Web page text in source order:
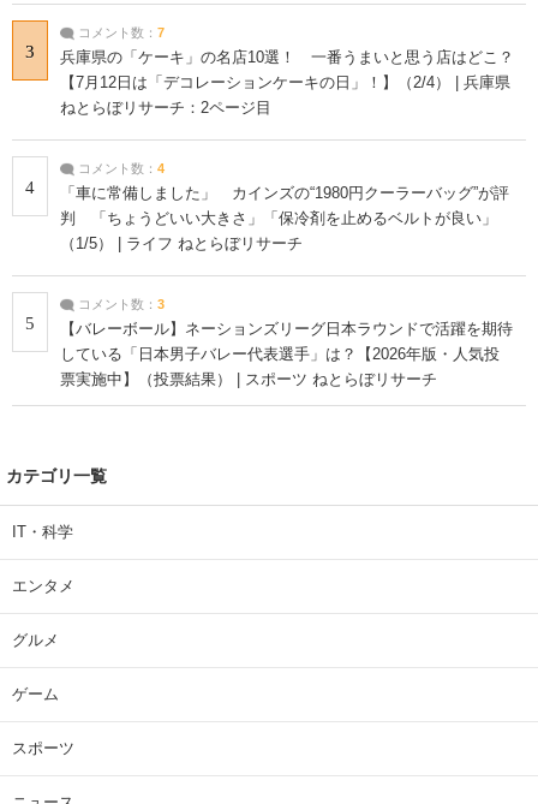
3
コメント数： 7
兵庫県の「ケーキ」の名店10選！ 一番うまいと思う店はどこ？
【7月12日は「デコレーションケーキの日」！】（2/4） | 兵庫県
ねとらぼリサーチ：2ページ目
4
コメント数： 4
「車に常備しました」 カインズの“1980円クーラーバッグ”が評
判 「ちょうどいい大きさ」「保冷剤を止めるベルトが良い」
（1/5） | ライフ ねとらぼリサーチ
5
コメント数： 3
【バレーボール】ネーションズリーグ日本ラウンドで活躍を期待
している「日本男子バレー代表選手」は？【2026年版・人気投
票実施中】（投票結果） | スポーツ ねとらぼリサーチ
カテゴリ一覧
IT・科学
エンタメ
グルメ
ゲーム
スポーツ